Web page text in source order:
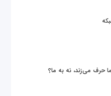
حرف می‌زند، نه به ما؟